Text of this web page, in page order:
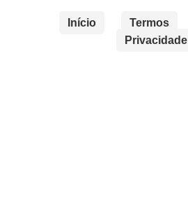
Início Termos
Privacidade